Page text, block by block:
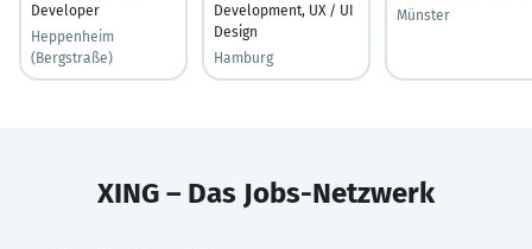
Developer
Heppenheim
(Bergstraße)
Development, UX / UI
Design
Hamburg
Münster
XING – Das Jobs-Netzwerk